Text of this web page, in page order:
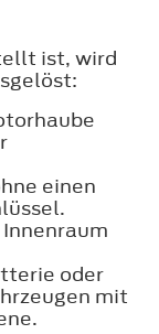
ist, wird
einen
oder
mit